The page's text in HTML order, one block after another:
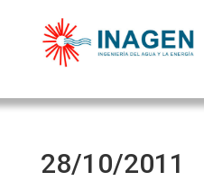
28/10/2011